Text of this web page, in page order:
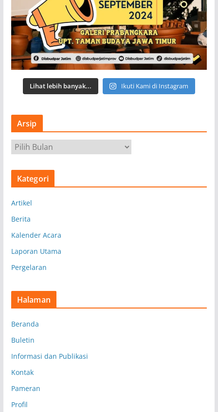
Lihat lebih banyak... Ikuti Kami di Instagram
Arsip
r
s
Kategori
Artikel
Berita
Kalender Acara
Laporan Utama
Pergelaran
Halaman
Beranda
Buletin
Informasi dan Publikasi
Kontak
Pameran
Profil